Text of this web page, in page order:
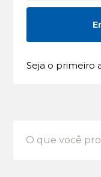
Seja o primeiro